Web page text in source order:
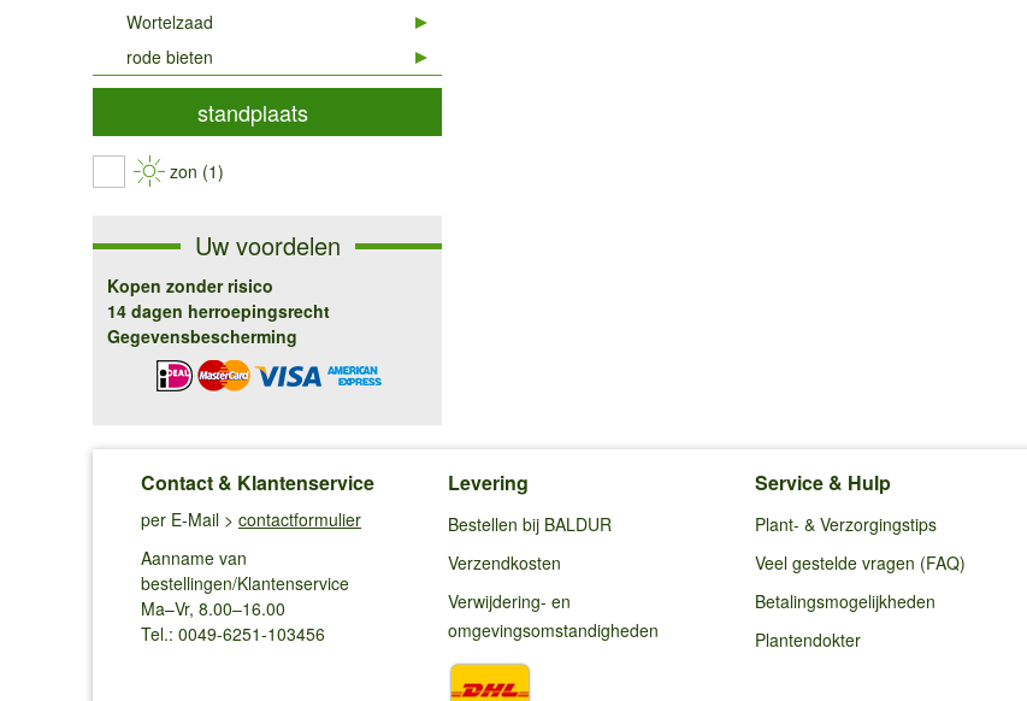
Wortelzaad
rode bieten
standplaats
zon (1)
Uw voordelen
Kopen zonder risico
14 dagen herroepingsrecht
Gegevensbescherming
Contact & Klantenservice
per E-Mail > contactformulier
Aanname van
bestellingen/Klantenservice
Ma–Vr, 8.00–16.00
Tel.: 0049-6251-103456
Levering
Bestellen bij BALDUR
Verzendkosten
Verwijdering- en
omgevingsomstandigheden
Service & Hulp
Plant- & Verzorgingstips
Veel gestelde vragen (FAQ)
Betalingsmogelijkheden
Plantendokter